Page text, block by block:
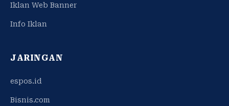
Iklan Web Banner
Info Iklan
JARINGAN
espos.id
Bisnis.com